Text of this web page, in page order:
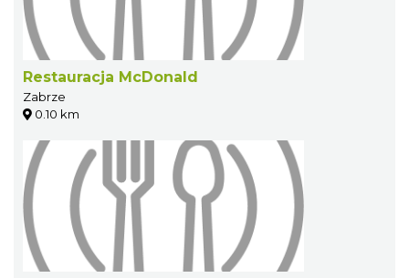
Restauracja McDonald
Zabrze
0.10 km